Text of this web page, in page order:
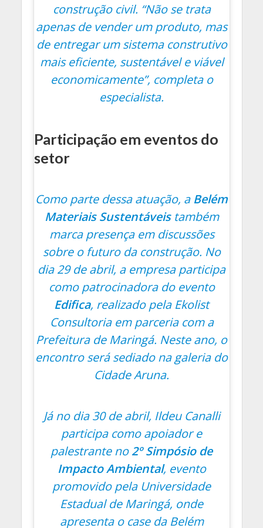
construção civil. “Não se trata
apenas de vender um produto, mas
de entregar um sistema construtivo
mais eficiente, sustentável e viável
economicamente”, completa o
especialista.
Participação em eventos do
setor
Como parte dessa atuação, a Belém
Materiais Sustentáveistambém
marca presença em discussões
sobre o futuro da construção. No
dia 29 de abril, a empresa participa
como patrocinadora do evento
Edifica, realizado pela Ekolist
Consultoria em parceria com a
Prefeitura de Maringá. Neste ano, o
encontro será sediado na galeria do
Cidade Aruna.
Já no dia 30 de abril, Ildeu Canalli
participa como apoiador e
palestrante no2º Simpósio de
Impacto Ambiental, evento
promovido pela Universidade
Estadual de Maringá, onde
apresenta o case da Belém